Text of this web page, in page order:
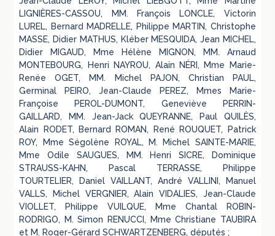
LIGNIÈRES-CASSOU, MM. François LONCLE, Victorin
LUREL, Bernard MADRELLE, Philippe MARTIN, Christophe
MASSE, Didier MATHUS, Kléber MESQUIDA, Jean MICHEL,
Didier MIGAUD, Mme Hélène MIGNON, MM. Arnaud
MONTEBOURG, Henri NAYROU, Alain NÉRI, Mme Marie-
Renée OGET, MM. Michel PAJON, Christian PAUL,
Germinal PEIRO, Jean-Claude PEREZ, Mmes Marie-
Françoise PEROL-DUMONT, Geneviève PERRIN-
GAILLARD, MM. Jean-Jack QUEYRANNE, Paul QUILÈS,
Alain RODET, Bernard ROMAN, René ROUQUET, Patrick
ROY, Mme Ségolène ROYAL, M. Michel SAINTE-MARIE,
Mme Odile SAUGUES, MM. Henri SICRE, Dominique
STRAUSS-KAHN, Pascal TERRASSE, Philippe
TOURTELIER, Daniel VAILLANT, André VALLINI, Manuel
VALLS, Michel VERGNIER, Alain VIDALIES, Jean-Claude
VIOLLET, Philippe VUILQUE, Mme Chantal ROBIN-
RODRIGO, M. Simon RENUCCI, Mme Christiane TAUBIRA
et M. Roger-Gérard SCHWARTZENBERG, députés ;